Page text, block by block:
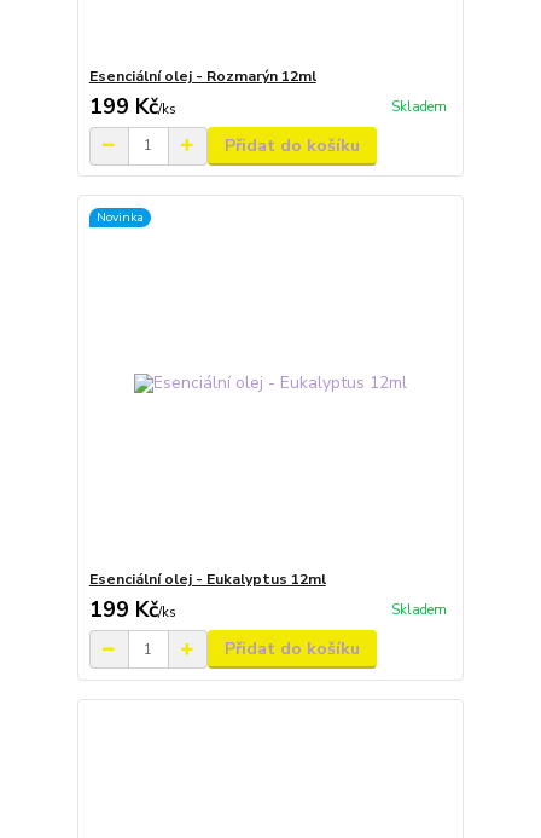
Esenciální olej - Rozmarýn 12ml
199 Kč/ks Skladem
Přidat do košíku
Novinka
Esenciální olej - Eukalyptus 12ml
199 Kč/ks Skladem
Přidat do košíku